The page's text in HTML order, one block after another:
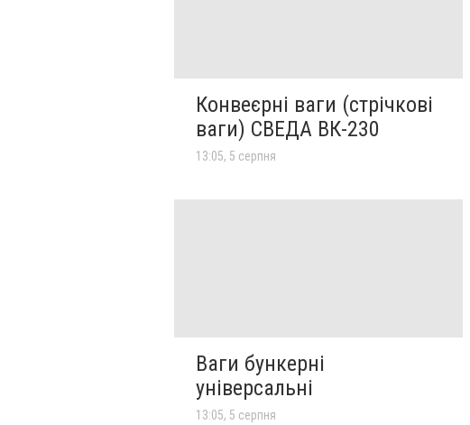
Конвеєрні ваги (стрічкові
ваги) СВЕДА ВК-230
13:05, 5 серпня
Ваги бункерні
універсальні
13:05, 5 серпня